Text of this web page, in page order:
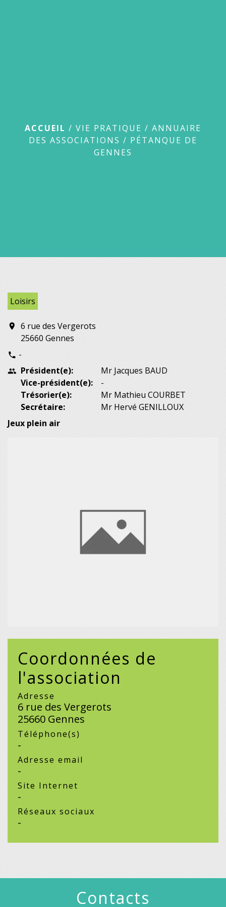
ACCUEIL / VIE PRATIQUE / ANNUAIRE
DES ASSOCIATIONS / PÉTANQUE DE
GENNES
Loisirs
location_on
6 rue des Vergerots
25660 Gennes
phone -
people Président(e):
Vice-président(e):
Trésorier(e):
Secrétaire:
Mr Jacques BAUD
-
Mr Mathieu COURBET
Mr Hervé GENILLOUX
Jeux plein air
Coordonnées de
l'association
Adresse
6 rue des Vergerots
25660 Gennes
Téléphone(s)
-
Adresse email
-
Site Internet
-
Réseaux sociaux
-
Contacts